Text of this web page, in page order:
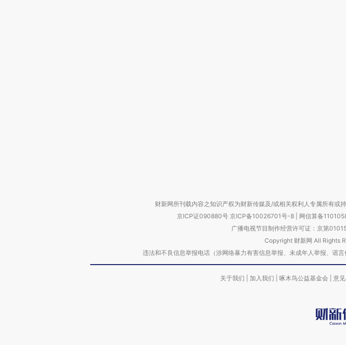
财新网所刊载内容之知识产权为财新传媒及/或相关权利人专属所有或
京ICP证090880号 京ICP备10026701号-8 网信算备
广播电视节目制作经营许可证：京第
Copyright 财新网 All Rights
违法和不良信息举报电话（涉网络暴力有害信息举报、未成年人举报、
关于我们 加入我们 啄木鸟公益基金会 意